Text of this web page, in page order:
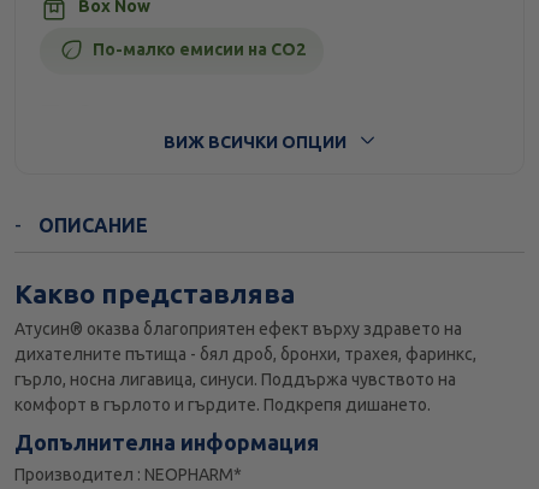
Box Now
По-малко емисии на CO2
ВИЖ ВСИЧКИ ОПЦИИ
ОПИСАНИЕ
Какво представлява
Атусин® оказва благоприятен ефект върху здравето на
дихателните пътища - бял дроб, бронхи, трахея, фаринкс,
гърло, носна лигавица, синуси. Поддържа чувството на
комфорт в гърлото и гърдите. Подкрепя дишането.
Допълнителна информация
Производител : NEOPHARM*